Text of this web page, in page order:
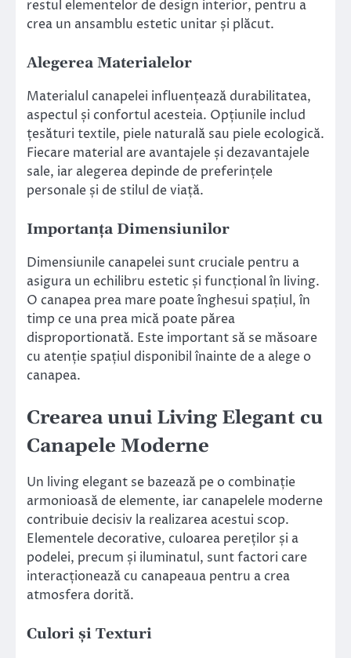
restul elementelor de design interior, pentru a
crea un ansamblu estetic unitar și plăcut.
Alegerea Materialelor
Materialul canapelei influențează durabilitatea,
aspectul și confortul acesteia. Opțiunile includ
țesături textile, piele naturală sau piele ecologică.
Fiecare material are avantajele și dezavantajele
sale, iar alegerea depinde de preferințele
personale și de stilul de viață.
Importanța Dimensiunilor
Dimensiunile canapelei sunt cruciale pentru a
asigura un echilibru estetic și funcțional în living.
O canapea prea mare poate înghesui spațiul, în
timp ce una prea mică poate părea
disproportionată. Este important să se măsoare
cu atenție spațiul disponibil înainte de a alege o
canapea.
Crearea unui Living Elegant cu
Canapele Moderne
Un living elegant se bazează pe o combinație
armonioasă de elemente, iar canapelele moderne
contribuie decisiv la realizarea acestui scop.
Elementele decorative, culoarea pereților și a
podelei, precum și iluminatul, sunt factori care
interacționează cu canapeaua pentru a crea
atmosfera dorită.
Culori și Texturi